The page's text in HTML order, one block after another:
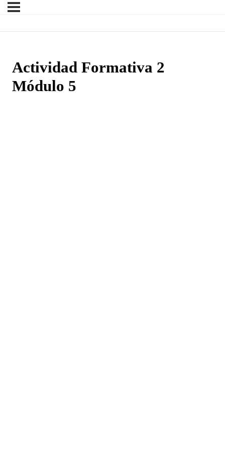
Actividad Formativa 2
Módulo 5